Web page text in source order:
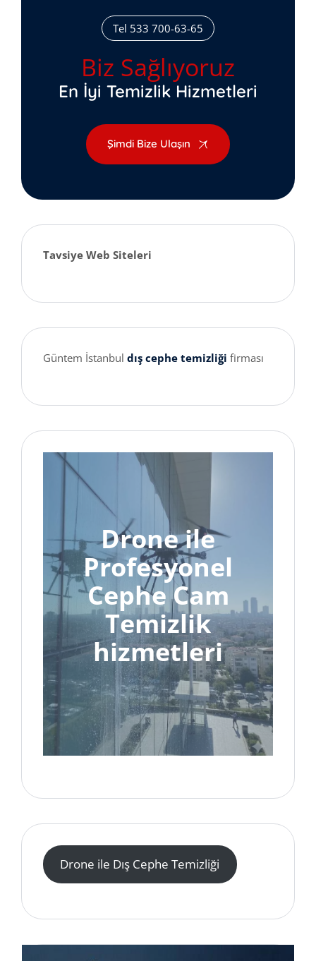
Tel 533 700-63-65
Biz Sağlıyoruz
En İyi Temizlik Hizmetleri
Şimdi Bize Ulaşın
Tavsiye Web Siteleri
Güntem İstanbul dış cephe temizliği firması
Drone ile
Profesyonel
Cephe Cam
Temizlik
hizmetleri
Drone ile Dış Cephe Temizliği